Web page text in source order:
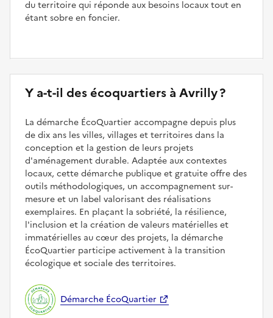
du territoire qui réponde aux besoins locaux tout en
étant sobre en foncier.
Y a-t-il des écoquartiers à Avrilly ?
La démarche ÉcoQuartier accompagne depuis plus
de dix ans les villes, villages et territoires dans la
conception et la gestion de leurs projets
d'aménagement durable. Adaptée aux contextes
locaux, cette démarche publique et gratuite offre des
outils méthodologiques, un accompagnement sur-
mesure et un label valorisant des réalisations
exemplaires. En plaçant la sobriété, la résilience,
l'inclusion et la création de valeurs matérielles et
immatérielles au cœur des projets, la démarche
ÉcoQuartier participe activement à la transition
écologique et sociale des territoires.
Démarche ÉcoQuartier